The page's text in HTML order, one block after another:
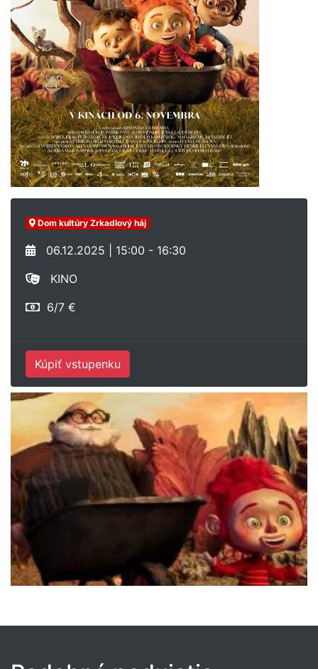
Dom kultúry Zrkadlový háj
06.12.2025 | 15:00 - 16:30
KINO
6/7 €
Kúpiť vstupenku